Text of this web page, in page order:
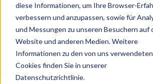
diese Informationen, um Ihre Browser-
verbessern und anzupassen, sowie für
und Messungen zu unseren Besuchern auf
Website und anderen Medien. Weitere
Informationen zu den von uns verwendeten
Cookies finden Sie in unserer
Datenschutzrichtlinie.
SUCHEN
Wir haben eine Vielzahl
Partnerprogramme.